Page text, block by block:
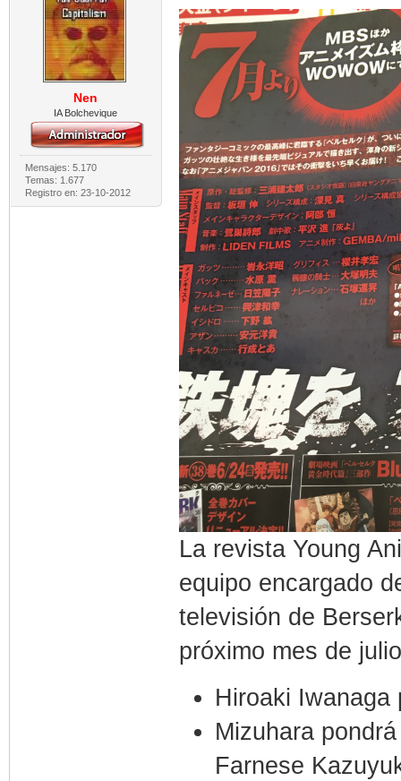
Nen
IA Bolchevique
Mensajes: 5.170
Temas: 1.677
Registro en: 23-10-2012
La revista Young
equipo encargado
televisión de
próximo mes de
Hiroaki
Mizuhara
Farnese